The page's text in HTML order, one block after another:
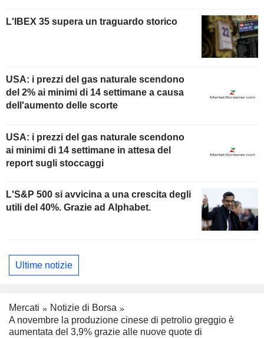
L'IBEX 35 supera un traguardo storico
USA: i prezzi del gas naturale scendono
del 2% ai minimi di 14 settimane a causa
dell'aumento delle scorte
USA: i prezzi del gas naturale scendono
ai minimi di 14 settimane in attesa del
report sugli stoccaggi
L'S&P 500 si avvicina a una crescita degli
utili del 40%. Grazie ad Alphabet.
Ultime notizie
Mercati
Notizie di Borsa
A novembre la produzione cinese di petrolio greggio è
aumentata del 3,9% grazie alle nuove quote di